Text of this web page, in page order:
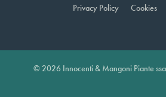
Privacy Policy Cookies
© 2026 Innocenti & Mangoni Piante ssa